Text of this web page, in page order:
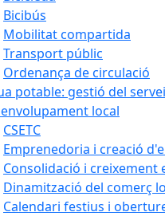
Bicibús
Mobilitat compartida
Transport públic
Ordenança de circulació
potable: gestió del servei
local
CSETC
Emprenedoria i creació
Consolidació i creixement
Dinamització del comerç
Calendari festius i